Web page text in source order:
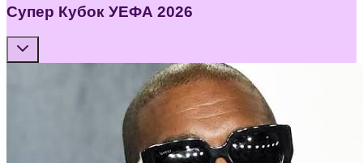
Супер Кубок УЕФА 2026